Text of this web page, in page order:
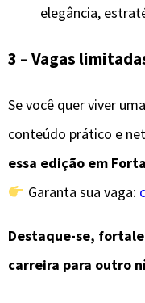
elegância,
3 – Vagas
Se você quer viver
conteúdo prático e
essa edição em
Garanta sua vaga:
Destaque-se,
carreira para outro